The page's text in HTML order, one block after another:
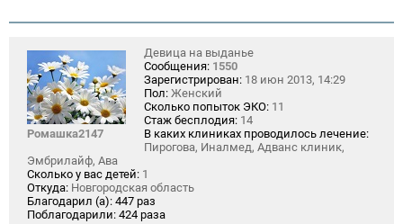
Ромашка2147
Девица на выданье
Сообщения: 1550
Зарегистрирован: 18 июн 2013, 14:29
Пол: Женский
Сколько попыток ЭКО: 11
Стаж бесплодия: 14
В каких клиниках проводилось лечение:
Пирогова, Иналмед, Адванс клиник,
Эмбрилайф, Ава
Сколько у вас детей: 1
Откуда: Новгородская область
Благодарил (а): 447 раз
Поблагодарили: 424 раза